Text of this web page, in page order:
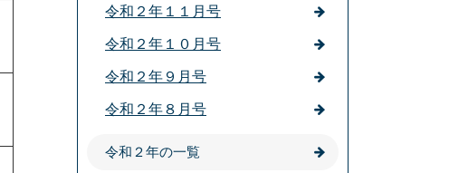
令和２年１１月号
令和２年１０月号
令和２年９月号
令和２年８月号
令和２年の一覧